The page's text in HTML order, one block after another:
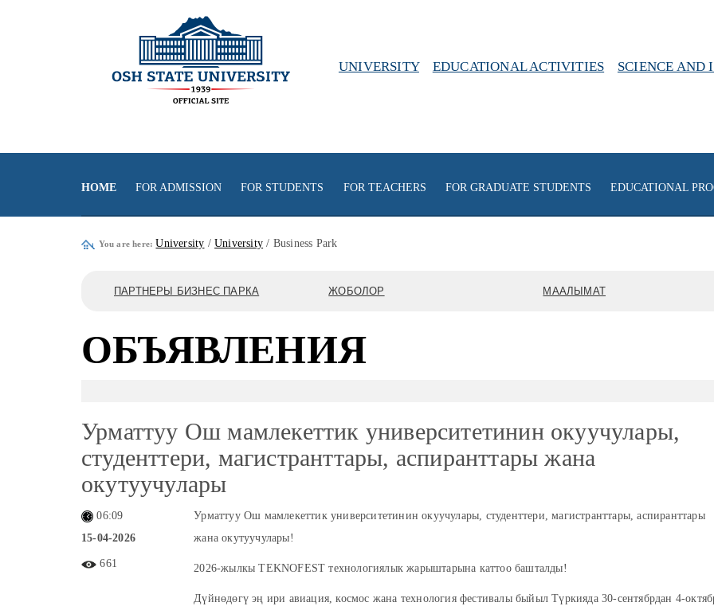
UNIVERSITY EDUCATIONAL ACTIVITIES SCIENCE AND
HOME FOR ADMISSION FOR STUDENTS FOR TEACHERS FOR GRADUATE STUDENTS EDUCATIONAL
You are here: University /University / Business Park
ПАРТНЕРЫ БИЗНЕС ПАРКА ЖОБОЛОР МААЛЫМАТ
ОБЪЯВЛЕНИЯ
Урматтуу Ош мамлекеттик университетинин окуучулары,
студенттери, магистранттары, аспиранттары жана
окутуучулары
06:09
15-04-2026
661
Урматтуу Ош мамлекеттик университетинин окуучулары, студенттери, магистранттары, аспиранттары
жана окутуучулары!
2026-жылкы TEKNOFEST технологиялык жарыштарына каттоо башталды!
Дүйнөдөгү эң ири авиация, космос жана технология фестивалы быйыл Түркияда 30-сентябрдан 4-